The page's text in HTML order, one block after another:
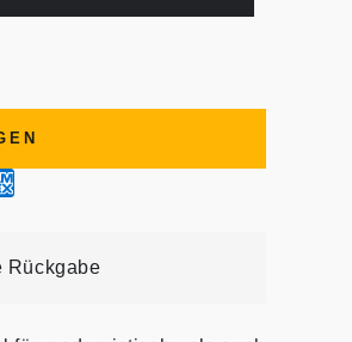
Rückgabe